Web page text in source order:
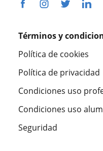
Términos y
Política de cookies
Política de privacidad
Condiciones uso
Condiciones uso
Seguridad